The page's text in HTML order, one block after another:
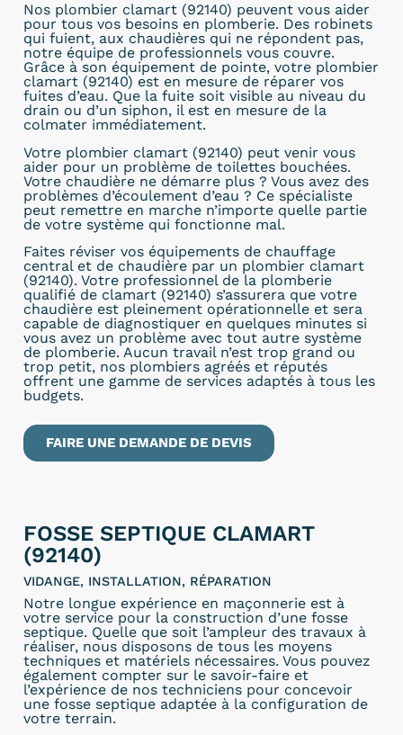
Nos plombier clamart (92140) peuvent vous aider
pour tous vos besoins en plomberie. Des robinets
qui fuient, aux chaudières qui ne répondent pas,
notre équipe de professionnels vous couvre.
Grâce à son équipement de pointe, votre plombier
clamart (92140) est en mesure de réparer vos
fuites d’eau. Que la fuite soit visible au niveau du
drain ou d’un siphon, il est en mesure de la
colmater immédiatement.
Votre plombier clamart (92140) peut venir vous
aider pour un problème de toilettes bouchées.
Votre chaudière ne démarre plus ? Vous avez des
problèmes d’écoulement d’eau ? Ce spécialiste
peut remettre en marche n’importe quelle partie
de votre système qui fonctionne mal.
Faites réviser vos équipements de chauffage
central et de chaudière par un plombier clamart
(92140). Votre professionnel de la plomberie
qualifié de clamart (92140) s’assurera que votre
chaudière est pleinement opérationnelle et sera
capable de diagnostiquer en quelques minutes si
vous avez un problème avec tout autre système
de plomberie. Aucun travail n’est trop grand ou
trop petit, nos plombiers agréés et réputés
offrent une gamme de services adaptés à tous les
budgets.
FAIRE UNE DEMANDE DE DEVIS
FOSSE SEPTIQUE CLAMART
(92140)
VIDANGE, INSTALLATION, RÉPARATION
Notre longue expérience en maçonnerie est à
votre service pour la construction d’une fosse
septique. Quelle que soit l’ampleur des travaux à
réaliser, nous disposons de tous les moyens
techniques et matériels nécessaires. Vous pouvez
également compter sur le savoir-faire et
l’expérience de nos techniciens pour concevoir
une fosse septique adaptée à la configuration de
votre terrain.